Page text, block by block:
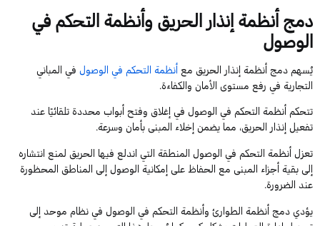
دمج أنظمة إنذار الحريق وأنظمة التحكم في
الوصول
يُسهم دمج أنظمة إنذار الحريق معأنظمة التحكم في الوصولفي المباني
التجارية في رفع مستوى الأمان والكفاءة.
تتحكم أنظمة التحكم في الوصول في إغلاق وفتح أبواب محددة تلقائيًا عند
تفعيل إنذار الحريق، مما يضمن إخلاء المبنى بأمان وسرعة.
تعزل أنظمة التحكم في الوصول المنطقة التي اندلع فيها الحريق لمنع انتشاره
إلى بقية أجزاء المبنى مع الحفاظ على إمكانية الوصول إلى المناطق المحظورة
عند الضرورة.
يؤدي دمج أنظمة الطوارئ وأنظمة التحكم في الوصول في نظام موحد إلى